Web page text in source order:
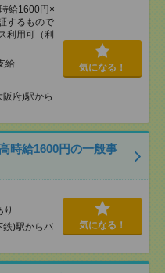
給1600円×
するもので
利用可（利
給
阪府)駅から
気になる！
時給1600円の一般事
鉄)駅からバ
気になる！